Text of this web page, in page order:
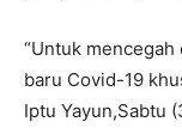
“Untuk
baru Covid-19
Iptu Yayun,Sabtu